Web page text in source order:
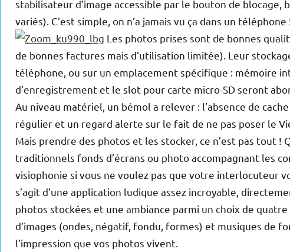
stabilisateur d’image accessible par le bouton de blocage,
variés). C’est simple, on n’a jamais vu ça dans un téléphone
Les photos prises sont de bonnes
de bonnes factures mais d’utilisation limitée). Leur
téléphone, ou sur un emplacement spécifique : mémoire
d’enregistrement et le slot pour carte micro-SD seront
Au niveau matériel, un bémol a relever : l’absence de
régulier et un regard alerte sur le fait de ne pas poser le
Mais prendre des photos et les stocker, ce n’est pas tout
traditionnels fonds d’écrans ou photo accompagnant les
visiophonie si vous ne voulez pas que votre interlocuteur
s’agit d’une application ludique assez incroyable,
photos stockées et une ambiance parmi un choix de
d’images (ondes, négatif, fondu, formes) et musiques de
l’impression que vos photos vivent.